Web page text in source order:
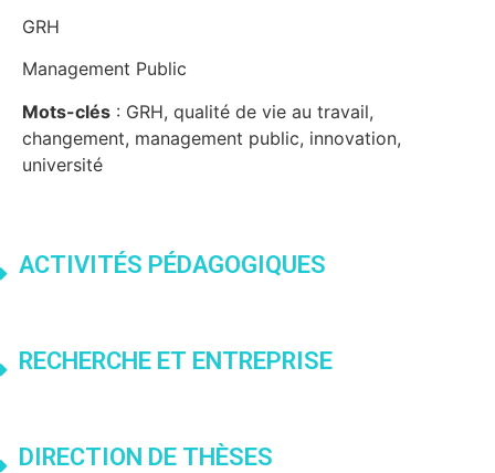
GRH
Management Public
Mots-clés : GRH, qualité de vie au travail,
changement, management public, innovation,
université
ACTIVITÉS PÉDAGOGIQUES
RECHERCHE ET ENTREPRISE
DIRECTION DE THÈSES